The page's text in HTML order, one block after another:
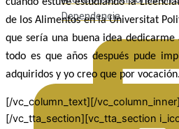
Dependencia
de los Alimentos en la Universitat
que sería una buena idea
todo es que años después pude
adquiridos y yo creo que por vocación.
[/vc_column_text][/
[/vc_tta_section][vc_tta_section